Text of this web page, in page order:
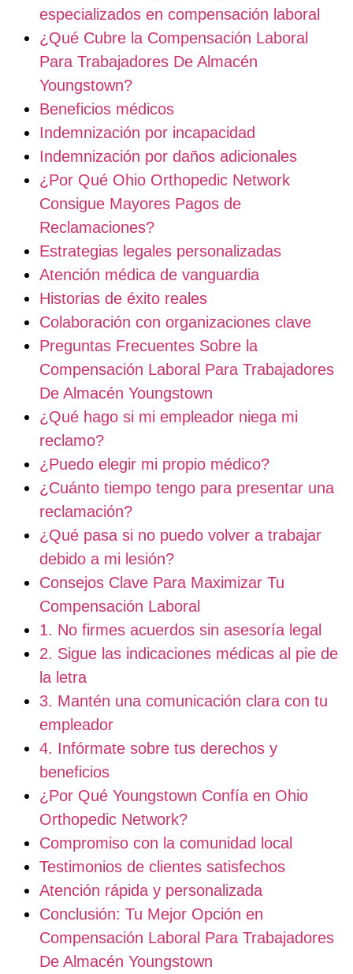
especializados en compensación laboral
¿Qué Cubre la Compensación Laboral
Para Trabajadores De Almacén
Youngstown?
Beneficios médicos
Indemnización por incapacidad
Indemnización por daños adicionales
¿Por Qué Ohio Orthopedic Network
Consigue Mayores Pagos de
Reclamaciones?
Estrategias legales personalizadas
Atención médica de vanguardia
Historias de éxito reales
Colaboración con organizaciones clave
Preguntas Frecuentes Sobre la
Compensación Laboral Para Trabajadores
De Almacén Youngstown
¿Qué hago si mi empleador niega mi
reclamo?
¿Puedo elegir mi propio médico?
¿Cuánto tiempo tengo para presentar una
reclamación?
¿Qué pasa si no puedo volver a trabajar
debido a mi lesión?
Consejos Clave Para Maximizar Tu
Compensación Laboral
1. No firmes acuerdos sin asesoría legal
2. Sigue las indicaciones médicas al pie de
la letra
3. Mantén una comunicación clara con tu
empleador
4. Infórmate sobre tus derechos y
beneficios
¿Por Qué Youngstown Confía en Ohio
Orthopedic Network?
Compromiso con la comunidad local
Testimonios de clientes satisfechos
Atención rápida y personalizada
Conclusión: Tu Mejor Opción en
Compensación Laboral Para Trabajadores
De Almacén Youngstown